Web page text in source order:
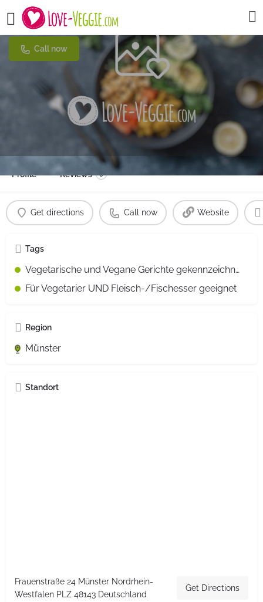
Frauenstraße 24
Call now
Profile Reviews 0
Get directions Call now Website
Tags
Vegetarische und Vegane Gerichte gekennzeichnet
Für Vegetarier UND Fleisch-/Fischesser geeignet
Region
Münster
Standort
Frauenstraße 24 Münster Nordrhein-
Westfalen PLZ 48143 Deutschland
Get Directions